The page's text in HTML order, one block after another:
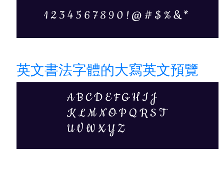
英文書法字體的大寫英文預覽